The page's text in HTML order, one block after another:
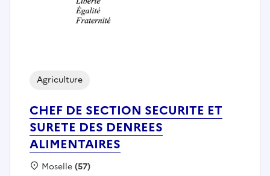
CHEF DE SECTION SECURITE ET
SURETE DES DENREES
ALIMENTAIRES
Agriculture
Localisation :
Moselle(57)